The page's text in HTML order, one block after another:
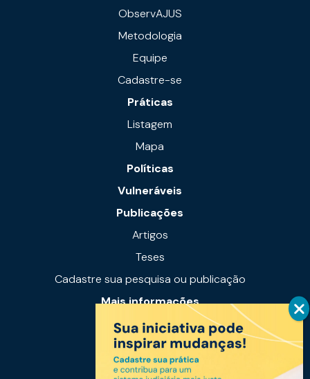
ObservAJUS
Metodologia
Equipe
Cadastre-se
Práticas
Listagem
Mapa
Políticas
Vulneráveis
Publicações
Artigos
Teses
Cadastre sua pesquisa ou publicação
Mais informações
Notícias
Links úteis
Fale conosco